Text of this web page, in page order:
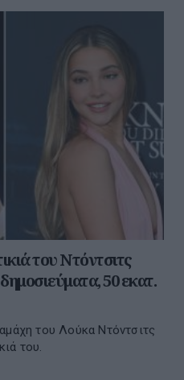
του Ντόντσιτς
50 εκατ.
του Λούκα Ντόντσιτς
του.